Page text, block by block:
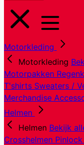
Motorkleding
Motorkleding
Motorpakken
T'shirts Sweaters /
Merchandise
Helmen
Helmen Bekijk
Crosshelmen Pinlock